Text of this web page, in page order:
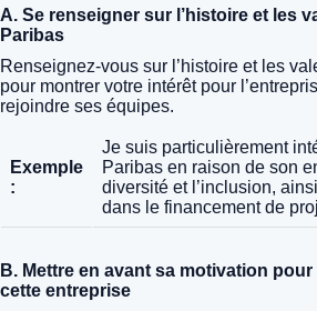
A. Se renseigner sur l’histoire et les
Paribas
Renseignez-vous sur l’histoire et les
pour montrer votre intérêt pour
rejoindre ses équipes.
Exemple
:
Je suis particulièrement
Paribas en raison de son
diversité et l’inclusion,
dans le financement de
B. Mettre en avant sa motivation
cette entreprise